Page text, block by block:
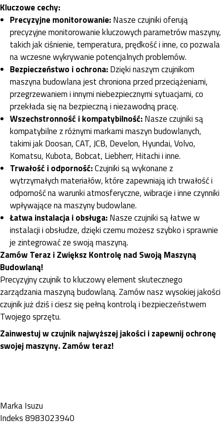
Kluczowe cechy:
Precyzyjne monitorowanie:Nasze czujniki oferują
precyzyjne monitorowanie kluczowych parametrów maszyny,
takich jak ciśnienie, temperatura, prędkość i inne, co pozwala
na wczesne wykrywanie potencjalnych problemów.
Bezpieczeństwo i ochrona:Dzięki naszym czujnikom
maszyna budowlana jest chroniona przed przeciążeniami,
przegrzewaniem i innymi niebezpiecznymi sytuacjami, co
przekłada się na bezpieczną i niezawodną pracę.
Wszechstronność i kompatybilność:Nasze czujniki są
kompatybilne z różnymi markami maszyn budowlanych,
takimi jak Doosan, CAT, JCB, Develon, Hyundai, Volvo,
Komatsu, Kubota, Bobcat, Liebherr, Hitachi i inne.
Trwałość i odporność:Czujniki są wykonane z
wytrzymałych materiałów, które zapewniają ich trwałość i
odporność na warunki atmosferyczne, wibracje i inne czynniki
wpływające na maszyny budowlane.
Łatwa instalacja i obsługa:Nasze czujniki są łatwe w
instalacji i obsłudze, dzięki czemu możesz szybko i sprawnie
je zintegrować ze swoją maszyną.
Zamów Teraz i Zwiększ Kontrolę nad Swoją Maszyną
Budowlaną!
Precyzyjny czujnik to kluczowy element skutecznego
zarządzania maszyną budowlaną. Zamów nasz wysokiej jakości
czujnik już dziś i ciesz się pełną kontrolą i bezpieczeństwem
Twojego sprzętu.
Zainwestuj w czujnik najwyższej jakości i zapewnij ochronę
swojej maszyny. Zamów teraz!
MarkaIsuzu
Indeks8983023940